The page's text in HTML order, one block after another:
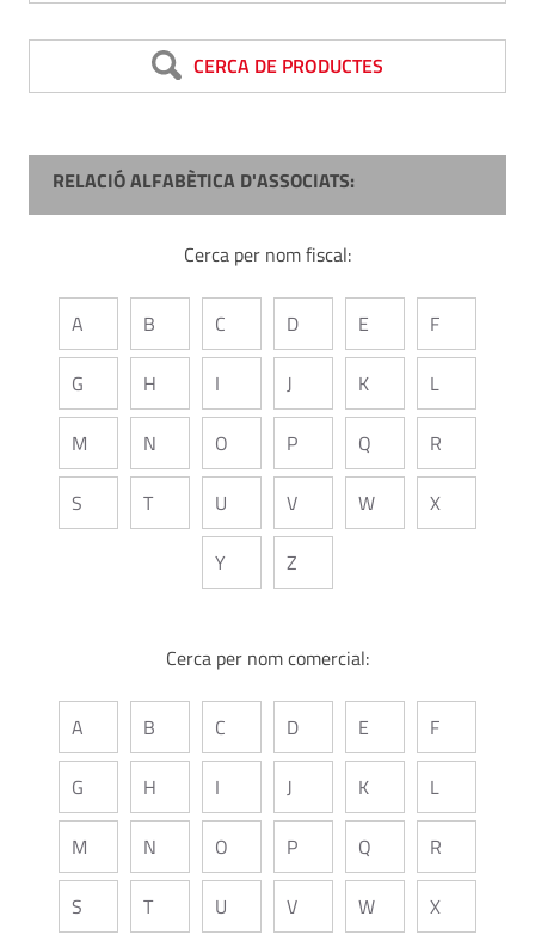
CERCA DE PRODUCTES
RELACIÓ ALFABÈTICA D'ASSOCIATS:
Cerca per nom fiscal:
A B C D E F
G H I J K L
M N O P Q R
S T U V W X
Y Z
Cerca per nom comercial:
A B C D E F
G H I J K L
M N O P Q R
S T U V W X